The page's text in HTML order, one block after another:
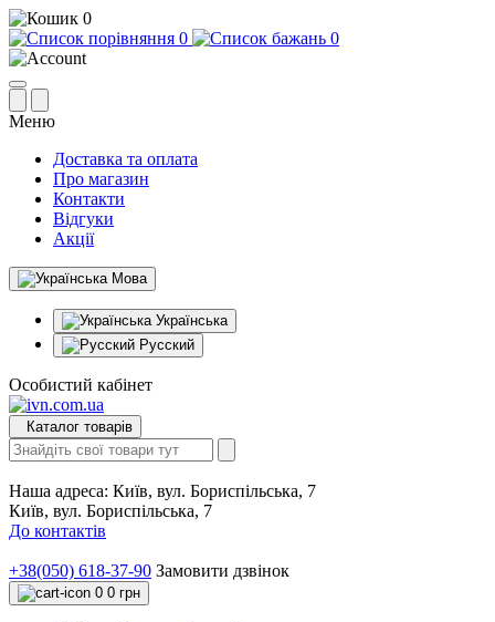
0
0
0
Меню
Доставка та оплата
Про магазин
Контакти
Відгуки
Акції
Мова
Українська
Русский
Особистий кабінет
Каталог товарів
Наша адреса: Київ, вул. Бориспільська, 7
Київ, вул. Бориспільська, 7
До контактів
+38(050) 618-37-90 Замовити дзвінок
0 0 грн